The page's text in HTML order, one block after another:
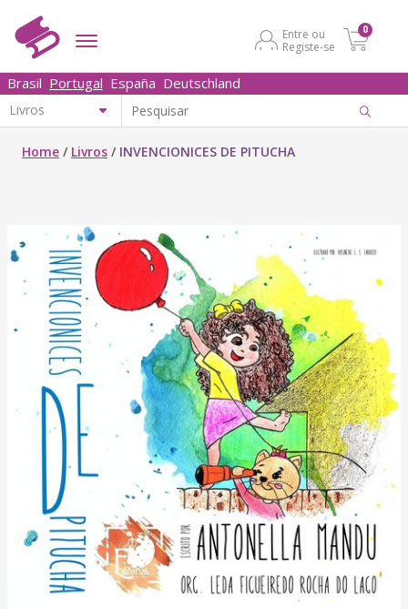
Entre ou
Registe-se
0
Brasil Portugal España Deutschland
Home / Livros / INVENCIONICES DE PITUCHA